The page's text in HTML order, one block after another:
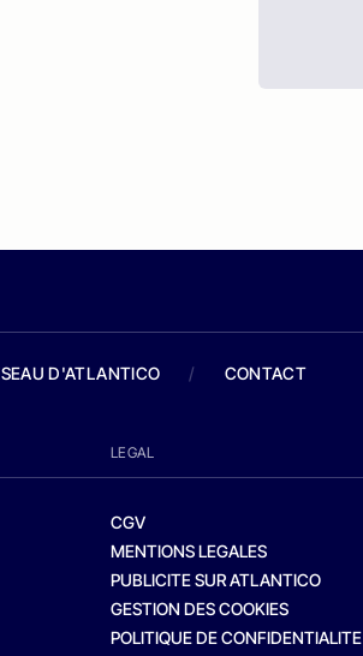
D'ATLANTICO / CONTACT
LEGAL
CGV
MENTIONS LEGALES
PUBLICITE SUR ATLANTICO
GESTION DES COOKIES
POLITIQUE DE CONFIDENTIALITE